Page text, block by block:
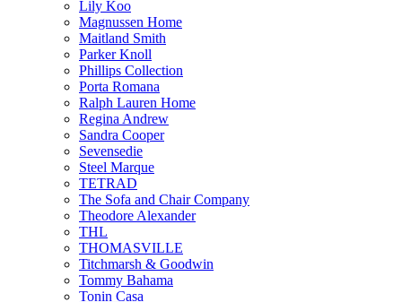
Lily Koo
Magnussen Home
Maitland Smith
Parker Knoll
Phillips Collection
Porta Romana
Ralph Lauren Home
Regina Andrew
Sandra Cooper
Sevensedie
Steel Marque
TETRAD
The Sofa and Chair Company
Theodore Alexander
THL
THOMASVILLE
Titchmarsh & Goodwin
Tommy Bahama
Tonin Casa